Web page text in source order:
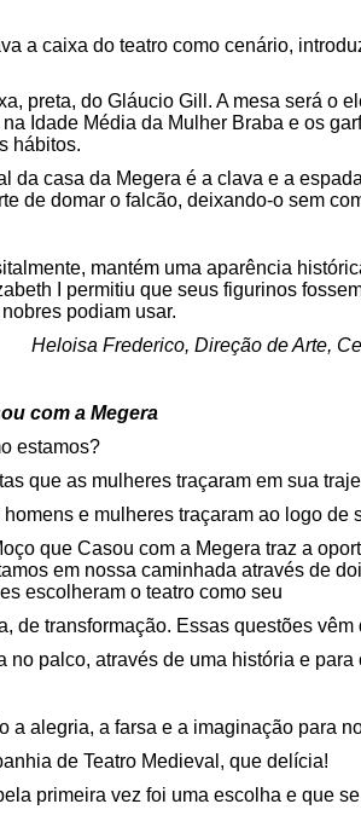
a caixa do teatro como cenário,
preta, do Gláucio Gill. A mesa será o
Idade Média da Mulher Braba e os
hábitos.
da casa da Megera é a clava e a
de domar o falcão, deixando-o sem
mantém uma aparência
I permitiu que seus figurinos
podiam usar.
Heloisa Frederico, Direção de Arte,
com a Megera
estamos?
que as mulheres traçaram em sua
e mulheres traçaram ao logo
que Casou com a Megera traz a
em nossa caminhada através de
escolheram o teatro como seu
de transformação. Essas questões
no palco, através de uma história e para
a alegria, a farsa e a imaginação para
de Teatro Medieval, que delícia!
primeira vez foi uma escolha e que